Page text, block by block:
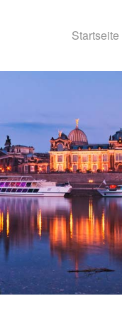
Startseite